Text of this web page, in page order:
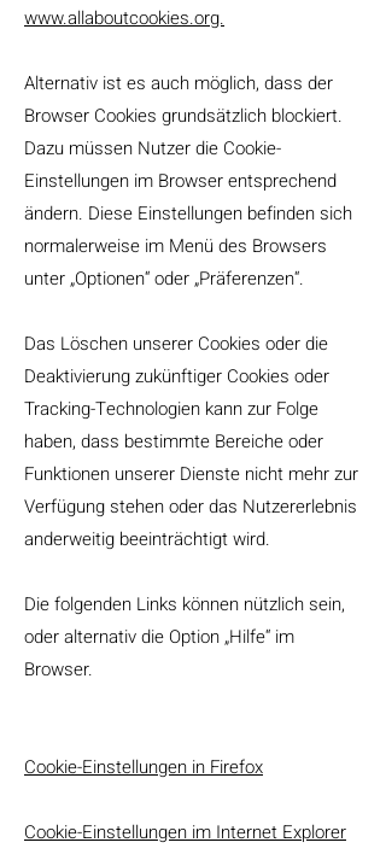
www.allaboutcookies.org.
Alternativ ist es auch möglich, dass der
Browser Cookies grundsätzlich blockiert.
Dazu müssen Nutzer die Cookie-
Einstellungen im Browser entsprechend
ändern. Diese Einstellungen befinden sich
normalerweise im Menü des Browsers
unter „Optionen“ oder „Präferenzen“.
Das Löschen unserer Cookies oder die
Deaktivierung zukünftiger Cookies oder
Tracking-Technologien kann zur Folge
haben, dass bestimmte Bereiche oder
Funktionen unserer Dienste nicht mehr zur
Verfügung stehen oder das Nutzererlebnis
anderweitig beeinträchtigt wird.
Die folgenden Links können nützlich sein,
oder alternativ die Option „Hilfe“ im
Browser.
Cookie-Einstellungen in Firefox
Cookie-Einstellungen im Internet Explorer